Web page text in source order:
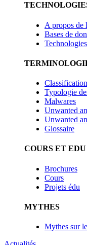
A propos de
Bases de
Typologie
Malwares
Unwanted
Unwanted
Glossaire
COURS ET EDU
Brochures
Cours
Projets édu
MYTHES
Mythes sur